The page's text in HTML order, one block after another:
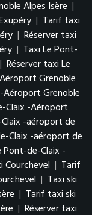
Alpes Isère |
| Tarif taxi
| Réserver taxi
| Taxi Le Pont-
| Réserver taxi Le
Grenoble
Grenoble
Claix -Aéroport
-aéroport de
Claix -aéroport de
Pont-de-Claix -
Courchevel | Tarif
| Taxi ski
| Tarif taxi ski
| Réserver taxi